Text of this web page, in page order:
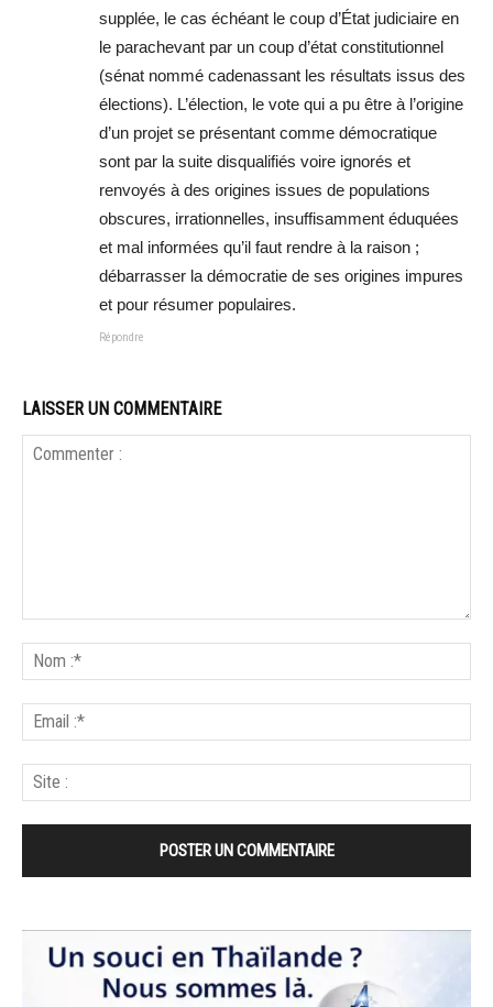
supplée, le cas échéant le coup d’État judiciaire en
le parachevant par un coup d’état constitutionnel
(sénat nommé cadenassant les résultats issus des
élections). L’élection, le vote qui a pu être à l’origine
d’un projet se présentant comme démocratique
sont par la suite disqualifiés voire ignorés et
renvoyés à des origines issues de populations
obscures, irrationnelles, insuffisamment éduquées
et mal informées qu’il faut rendre à la raison ;
débarrasser la démocratie de ses origines impures
et pour résumer populaires.
Répondre
LAISSER UN COMMENTAIRE